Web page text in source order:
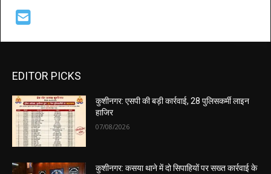
EDITOR PICKS
कुशीनगर: एसपी की बड़ी कार्रवाई, 28 पुलिसकर्मी लाइन
हाजिर
07/08/2026
कुशीनगर: कसया थाने में दो सिपाहियों पर सख्त कार्रवाई के